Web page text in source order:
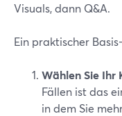
Visuals, dann Q&A.
Ein praktischer
Wählen Sie Ihr
Fällen ist das
in dem Sie